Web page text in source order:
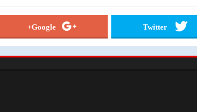
Twitter
Google+